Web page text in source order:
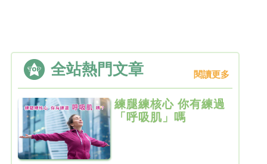
全站熱門文章 閱讀更多
練腿練核心 你有練過
「呼吸肌」嗎